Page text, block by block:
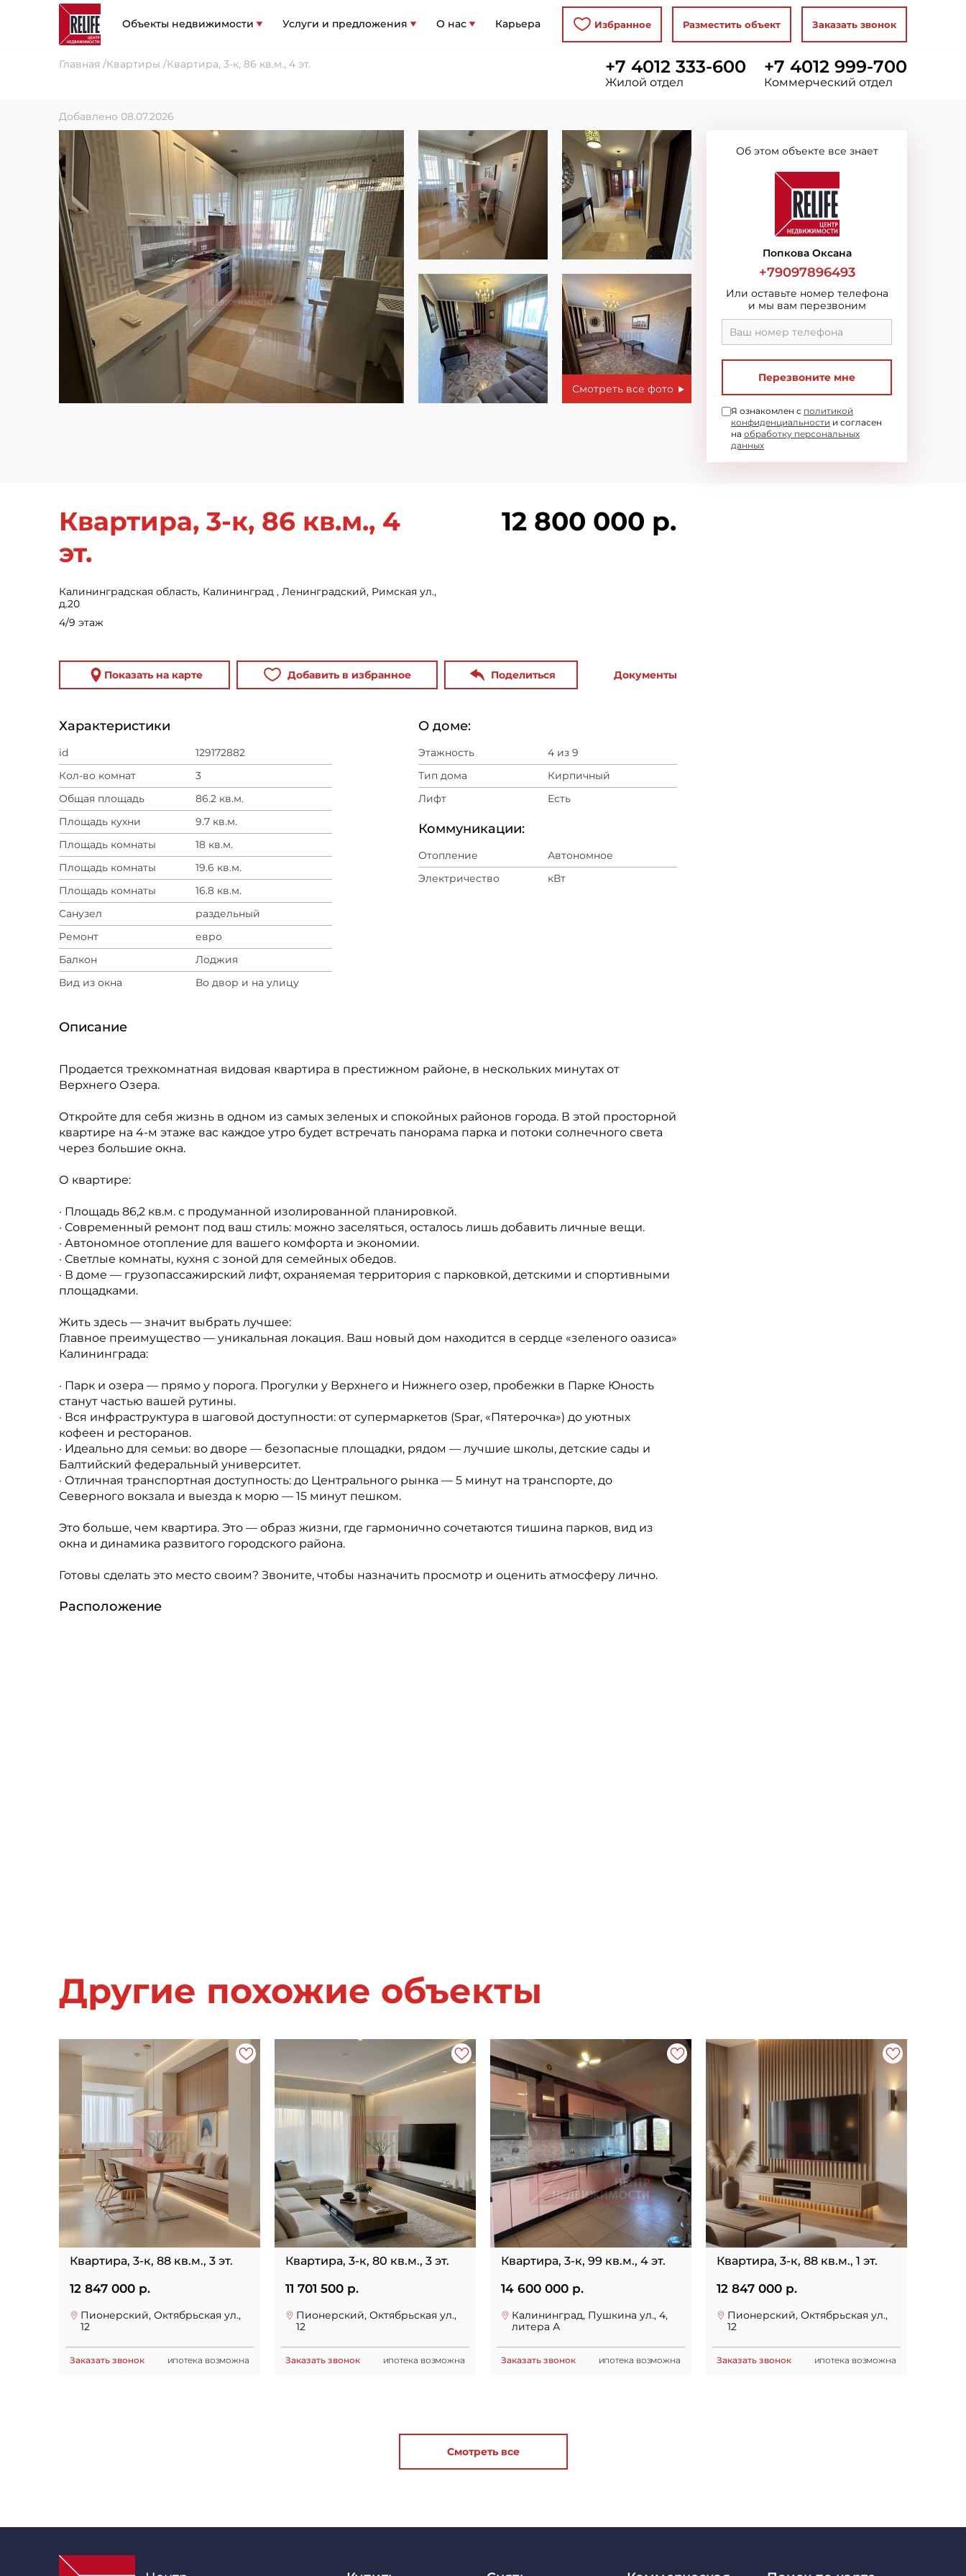
Объекты недвижимости Услуги и предложения О нас Карьера Избранное Разместить объект Заказать звонок
Главная Квартиры Квартира, 3-к, 86 кв.м., 4 эт. +7 4012 333-600
Жилой отдел
+7 4012 999-700
Коммерческий отдел
Добавлено 08.07.2026
Смотреть все фото
Об этом объекте все знает
Попкова Оксана
+79097896493
Или оставьте номер телефона
и мы вам перезвоним
Перезвоните мне
Я ознакомлен с политикой
конфиденциальности и согласен
на обработку персональных
данных
Квартира, 3-к, 86 кв.м., 4
эт.
Калининградская область, Калининград , Ленинградский, Римская ул.,
д.20
4/9 этаж
12 800 000 р.
Показать на карте Добавить в избранное Поделиться Документы
Характеристики
id
129172882
Кол-во комнат
3
Общая площадь
86.2 кв.м.
Площадь кухни
9.7 кв.м.
Площадь комнаты
18 кв.м.
Площадь комнаты
19.6 кв.м.
Площадь комнаты
16.8 кв.м.
Санузел
раздельный
Ремонт
евро
Балкон
Лоджия
Вид из окна
Во двор и на улицу
О доме:
Этажность
4 из 9
Тип дома
Кирпичный
Лифт
Есть
Коммуникации:
Отопление
Автономное
Электричество
кВт
Описание
Продается трехкомнатная видовая квартира в престижном районе, в нескольких минутах от
Верхнего Озера.
Откройте для себя жизнь в одном из самых зеленых и спокойных районов города. В этой просторной
квартире на 4-м этаже вас каждое утро будет встречать панорама парка и потоки солнечного света
через большие окна.
О квартире:
· Площадь 86,2 кв.м. с продуманной изолированной планировкой.
· Современный ремонт под ваш стиль: можно заселяться, осталось лишь добавить личные вещи.
· Автономное отопление для вашего комфорта и экономии.
· Светлые комнаты, кухня с зоной для семейных обедов.
· В доме — грузопассажирский лифт, охраняемая территория с парковкой, детскими и спортивными
площадками.
Жить здесь — значит выбрать лучшее:
Главное преимущество — уникальная локация. Ваш новый дом находится в сердце «зеленого оазиса»
Калининграда:
· Парк и озера — прямо у порога. Прогулки у Верхнего и Нижнего озер, пробежки в Парке Юность
станут частью вашей рутины.
· Вся инфраструктура в шаговой доступности: от супермаркетов (Spar, «Пятерочка») до уютных
кофеен и ресторанов.
· Идеально для семьи: во дворе — безопасные площадки, рядом — лучшие школы, детские сады и
Балтийский федеральный университет.
· Отличная транспортная доступность: до Центрального рынка — 5 минут на транспорте, до
Северного вокзала и выезда к морю — 15 минут пешком.
Это больше, чем квартира. Это — образ жизни, где гармонично сочетаются тишина парков, вид из
окна и динамика развитого городского района.
Готовы сделать это место своим? Звоните, чтобы назначить просмотр и оценить атмосферу лично.
Расположение
Другие похожие объекты
Квартира, 3-к, 88 кв.м., 3 эт.
12 847 000 р.
Пионерский, Октябрьская ул.,
12
Заказать звонок ипотека возможна
Квартира, 3-к, 80 кв.м., 3 эт.
11 701 500 р.
Пионерский, Октябрьская ул.,
12
Заказать звонок ипотека возможна
Квартира, 3-к, 99 кв.м., 4 эт.
14 600 000 р.
Калининград, Пушкина ул., 4,
литера А
Заказать звонок ипотека возможна
Квартира, 3-к, 88 кв.м., 1 эт.
12 847 000 р.
Пионерский, Октябрьская ул.,
12
Заказать звонок ипотека возможна
Смотреть все